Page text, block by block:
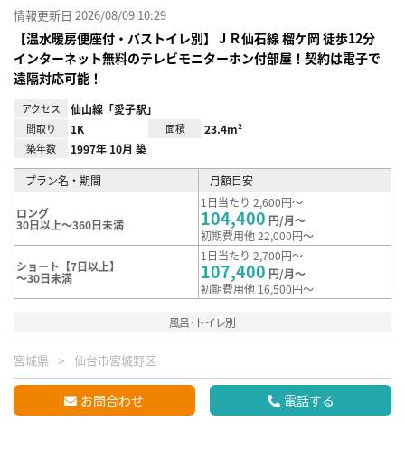
情報更新日 2026/08/09 10:29
【温水暖房便座付・バストイレ別】ＪＲ仙⽯線 榴ケ岡 徒歩12分
インターネット無料のテレビモニターホン付部屋！契約は電子で
遠隔対応可能！
アクセス 仙山線「愛子駅」
間取り 1K 面積 23.4m²
築年数 1997年 10月 築
プラン名・期間 月額目安
ロング
30日以上～360日未満
1日当たり 2,600円～
104,400 円/月～
初期費用他 22,000円～
ショート【7日以上】
～30日未満
1日当たり 2,700円～
107,400 円/月～
初期費用他 16,500円～
風呂･トイレ別
宮城県 仙台市宮城野区
お問合わせ 電話する